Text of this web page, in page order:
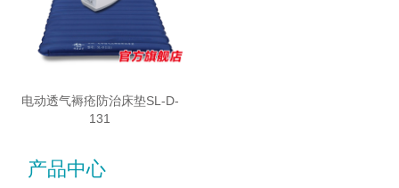
电动透气褥疮防治床垫SL-D-
131
产品中心